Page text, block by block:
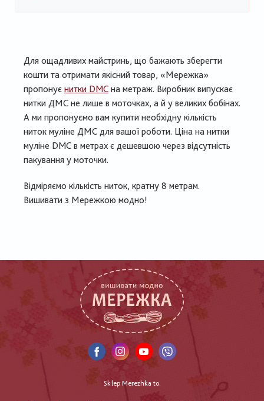
Для ощадливих майстринь, що бажають зберегти
кошти та отримати якісний товар, «Мережка»
пропонує нитки DMC на метраж. Виробник випускає
нитки ДМС не лише в моточках, а й у великих бобінах.
А ми пропонуємо вам купити необхідну кількість
ниток муліне ДМС для вашої роботи. Ціна на нитки
муліне DMC в метрах є дешевшою через відсутність
пакування у моточки.
Відміряємо кількість ниток, кратну 8 метрам.
Вишивати з Мережкою модно!
Sklep Merezhka to: